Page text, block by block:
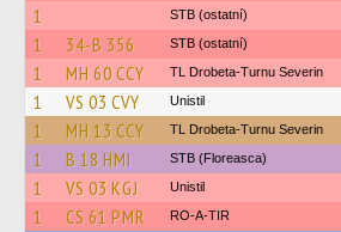
1 STB (ostatní)
1 34-B 356 STB (ostatní)
1 MH 60 CCY TL Drobeta-Turnu Severin
1 VS 03 CVY Unistil
1 MH 13 CCY TL Drobeta-Turnu Severin
1 B 18 HMI STB (Floreasca)
1 VS 03 KGJ Unistil
1 CS 61 PMR RO-A-TIR